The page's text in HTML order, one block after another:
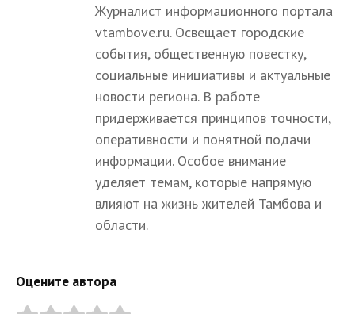
Журналист информационного портала
vtambove.ru. Освещает городские
события, общественную повестку,
социальные инициативы и актуальные
новости региона. В работе
придерживается принципов точности,
оперативности и понятной подачи
информации. Особое внимание
уделяет темам, которые напрямую
влияют на жизнь жителей Тамбова и
области.
Оцените автора